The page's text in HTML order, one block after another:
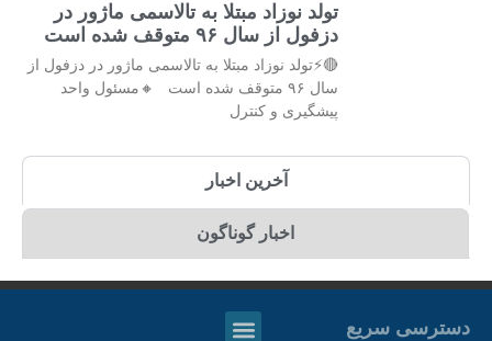
تولد نوزاد مبتلا به تالاسمی ماژور در
دزفول از سال ۹۶ متوقف شده است
🔴⚡تولد نوزاد مبتلا به تالاسمی ماژور در دزفول از
سال ۹۶ متوقف شده است 🔸مسئول واحد
پیشگیری و کنترل
آخرین اخبار
اخبار گوناگون
دسترسی سریع